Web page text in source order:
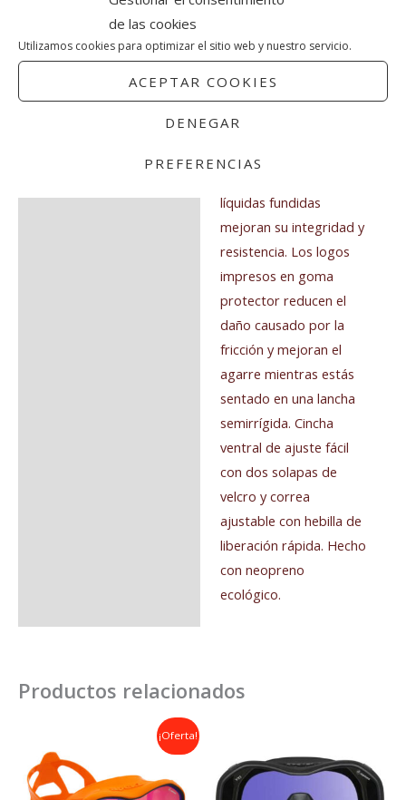
de las cookies
Utilizamos cookies para optimizar el sitio web y nuestro servicio.
ACEPTAR COOKIES
DENEGAR
PREFERENCIAS
todo tu equipo de
llevan un bolsillito con
cremallera en la solapa
para guardar objetos
pequeños, como
líquidas fundidas
mejoran su integridad y
resistencia. Los logos
impresos en goma
protector reducen el
daño causado por la
fricción y mejoran el
agarre mientras estás
sentado en una lancha
semirrígida. Cincha
ventral de ajuste fácil
con dos solapas de
velcro y correa
ajustable con hebilla de
liberación rápida. Hecho
con neopreno
ecológico.
Productos relacionados
¡Oferta!
era:
110,00€.
precio
es:
89,00€.